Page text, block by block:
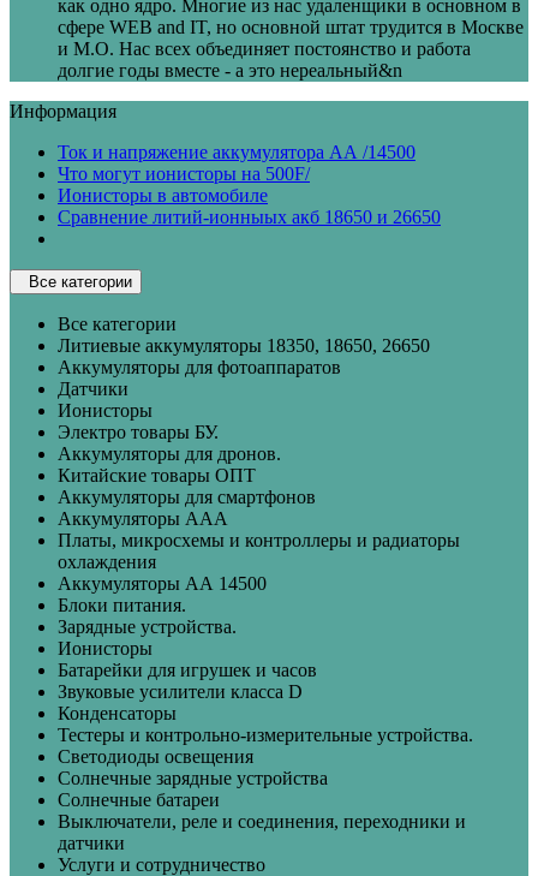
как одно ядро. Многие из нас удаленщики в основном в
сфере WEB and IT, но основной штат трудится в Москве
и М.О. Нас всех объединяет постоянство и работа
долгие годы вместе - а это нереальный&n
Информация
Ток и напряжение аккумулятора АА /14500
Что могут ионисторы на 500F/
Ионисторы в автомобиле
Сравнение литий-ионныых акб 18650 и 26650
Все категории
Все категории
Литиевые аккумуляторы 18350, 18650, 26650
Аккумуляторы для фотоаппаратов
Датчики
Ионисторы
Электро товары БУ.
Аккумуляторы для дронов.
Китайские товары ОПТ
Аккумуляторы для смартфонов
Аккумуляторы ААА
Платы, микросхемы и контроллеры и радиаторы
охлаждения
Аккумуляторы АА 14500
Блоки питания.
Зарядные устройства.
Ионисторы
Батарейки для игрушек и часов
Звуковые усилители класса D
Конденсаторы
Тестеры и контрольно-измерительные устройства.
Светодиоды освещения
Солнечные зарядные устройства
Солнечные батареи
Выключатели, реле и соединения, переходники и
датчики
Услуги и сотрудничество